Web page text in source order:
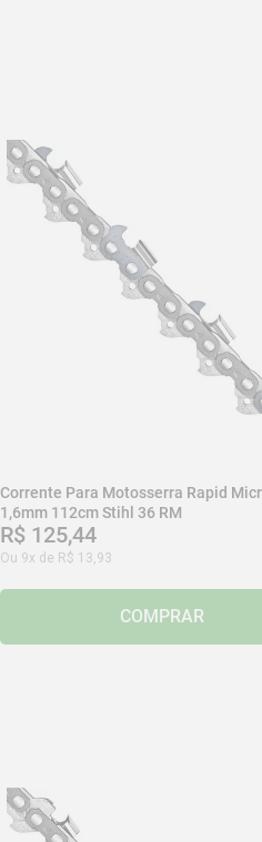
Corrente Para Motosserra Rapid
1,6mm 112cm Stihl 36 RM
R$ 125,44
Ou 9x de R$ 13,93
COMPRAR